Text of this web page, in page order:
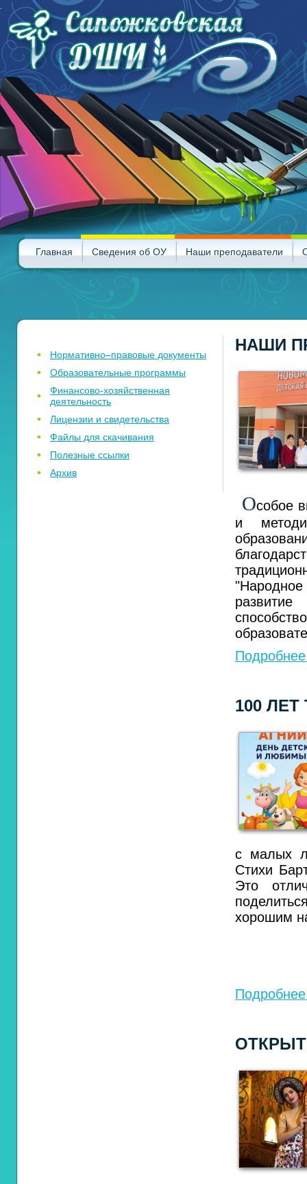
Главная Сведения об ОУ Наши преподаватели
Нормативно–правовые документы
Образовательные программы
Финансово-хозяйственная
деятельность
Лицензии и свидетельства
Файлы для скачивания
Полезные ссылки
Архив
НАШИ
Особое
и
100
с малых
Стихи
Это
хорошим